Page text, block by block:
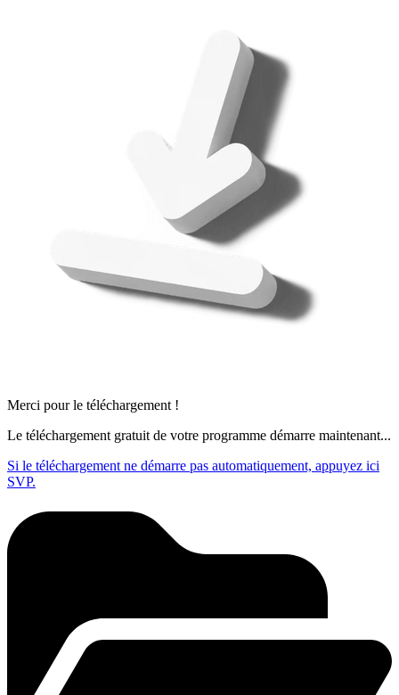
Merci pour le téléchargement !
Le téléchargement gratuit de votre programme démarre maintenant...
Si le téléchargement ne démarre pas automatiquement, appuyez ici
SVP.